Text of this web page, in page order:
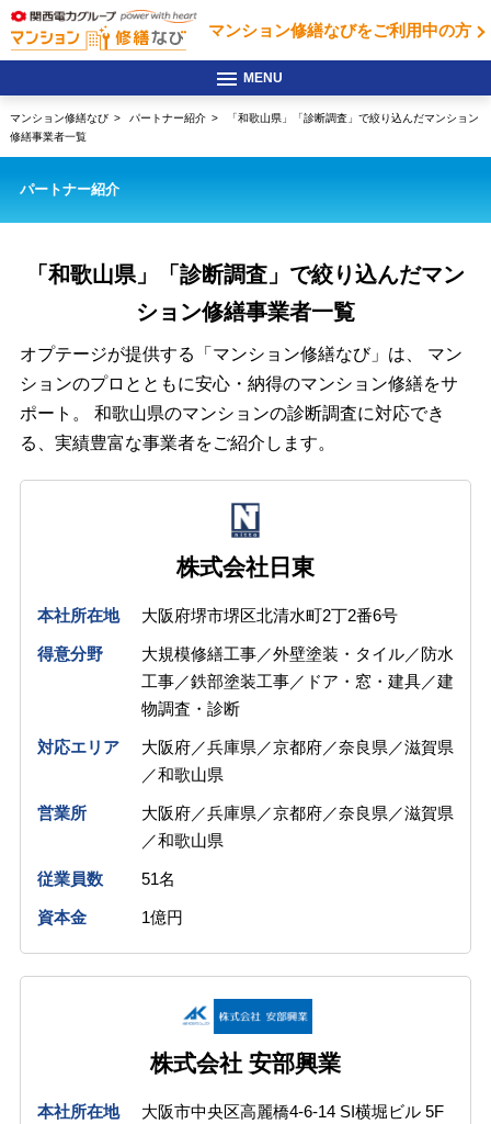
マンション修繕なびをご利用中の方
マンション修繕なび パートナー紹介
「和歌山県」「診断調査」で絞り込んだマンション
修繕事業者一覧
パートナー紹介
「和歌山県」「診断調査」で絞り込んだマン
ション修繕事業者一覧
オプテージが提供する「マンション修繕なび」は、
マン
ションのプロとともに安心・納得のマンション修繕をサ
ポート。
和歌山県のマンションの診断調査に対応でき
る、実績豊富な事業者をご紹介します。
株式会社日東
本社所在地 大阪府堺市堺区北清水町2丁2番6号
得意分野
大規模修繕工事／外壁塗装・タイル／防水
工事／鉄部塗装工事／ドア・窓・建具／建
物調査・診断
対応エリア
大阪府／兵庫県／京都府／奈良県／滋賀県
／和歌山県
営業所
大阪府／兵庫県／京都府／奈良県／滋賀県
／和歌山県
従業員数 51名
資本金 1億円
株式会社 安部興業
本社所在地 大阪市中央区高麗橋4-6-14 SI横堀ビル 5F